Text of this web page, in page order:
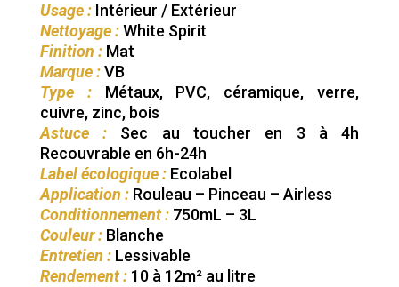
Usage :Intérieur / Extérieur
Nettoyage :White Spirit
Finition :Mat
Marque :VB
Type :Métaux, PVC, céramique, verre,
cuivre, zinc, bois
Astuce : Sec au toucher en 3 à 4h
Recouvrable en 6h-24h
Label écologique :Ecolabel
Application :Rouleau – Pinceau – Airless
Conditionnement :750mL – 3L
Couleur :Blanche
Entretien :Lessivable
Rendement :10 à 12m² au litre